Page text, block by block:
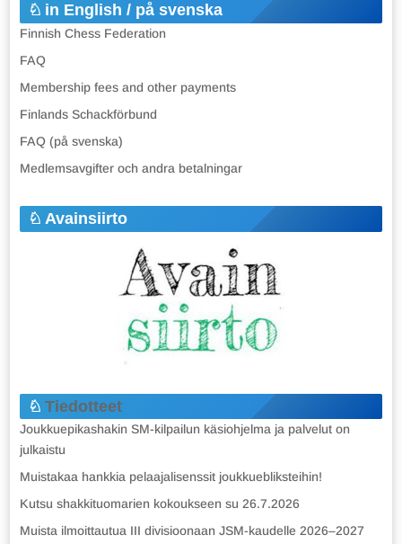
in English / på svenska
Finnish Chess Federation
FAQ
Membership fees and other payments
Finlands Schackförbund
FAQ (på svenska)
Medlemsavgifter och andra betalningar
Avainsiirto
Tiedotteet
Joukkuepikashakin SM-kilpailun käsiohjelma ja palvelut on
julkaistu
Muistakaa hankkia pelaajalisenssit joukkuebliksteihin!
Kutsu shakkituomarien kokoukseen su 26.7.2026
Muista ilmoittautua III divisioonaan JSM-kaudelle 2026–2027